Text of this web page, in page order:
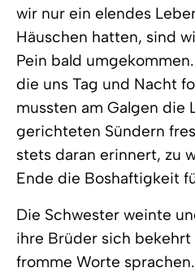
wir nur ein elendes
Häuschen hatten, sind
Pein bald
die uns Tag und Nacht
mussten am Galgen die
gerichteten Sündern
stets daran erinnert, zu
Ende die Boshaftigkeit
Die Schwester weinte
ihre Brüder sich
fromme Worte